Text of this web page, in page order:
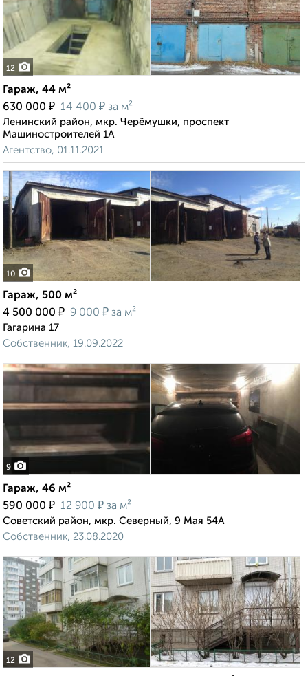
12
Гараж, 44 м²
630 000 ₽ 14 400 ₽ за м²
Ленинский район, мкр. Черёмушки, проспект
Машиностроителей 1А
Агентство, 01.11.2021
10
Гараж, 500 м²
4 500 000 ₽ 9 000 ₽ за м²
Гагарина 17
Собственник, 19.09.2022
9
Гараж, 46 м²
590 000 ₽ 12 900 ₽ за м²
Советский район, мкр. Северный, 9 Мая 54А
Собственник, 23.08.2020
12